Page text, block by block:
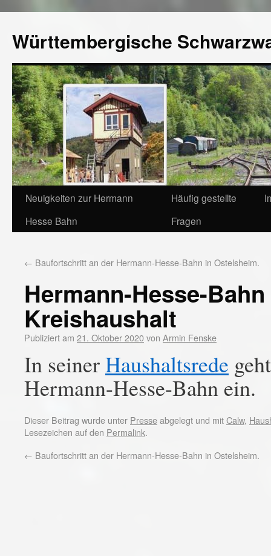
Württembergische
Neuigkeiten zur Hermann
Hesse Bahn
Häufig gestellte
Fragen
← Baufortschritt an der Hermann-Hesse-Bahn in Ostelsheim.
Hermann-Hesse-
Kreishaushalt
Publiziert am 21. Oktober 2020von Armin Fenske
In seinerHaushaltsrede
Hermann-Hesse-Bahn ein.
Dieser Beitrag wurde unter Presseabgelegt und mitCalw,
Lesezeichen auf den Permalink.
← Baufortschritt an der Hermann-Hesse-Bahn in Ostelsheim.